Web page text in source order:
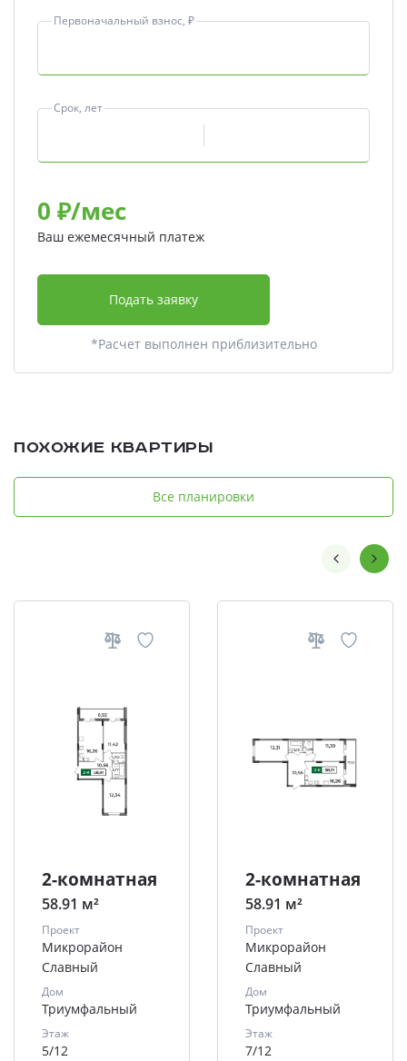
Первоначальный взнос, ₽
Срок, лет
0 ₽/мес
Ваш ежемесячный платеж
Подать заявку
*Расчет выполнен приблизительно
Похожие квартиры
Все планировки
2-комнатная
58.91 м²
Проект
Микрорайон
Славный
Дом
Триумфальный
Этаж
5/12
2-комнатная
58.91 м²
Проект
Микрорайон
Славный
Дом
Триумфальный
Этаж
7/12